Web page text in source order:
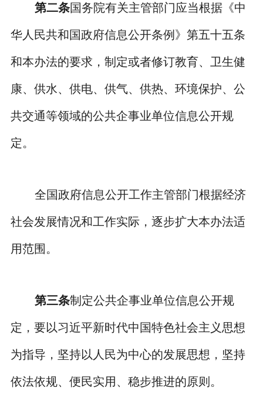
第二条国务院有关主管部门应当根据《中
华人民共和国政府信息公开条例》第五十五条
和本办法的要求，制定或者修订教育、卫生健
康、供水、供电、供气、供热、环境保护、公
共交通等领域的公共企事业单位信息公开规
定。
全国政府信息公开工作主管部门根据经济
社会发展情况和工作实际，逐步扩大本办法适
用范围。
第三条制定公共企事业单位信息公开规
定，要以习近平新时代中国特色社会主义思想
为指导，坚持以人民为中心的发展思想，坚持
依法依规、便民实用、稳步推进的原则。